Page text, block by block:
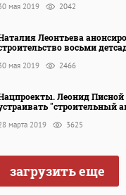
мая 2019 2042
Леонтьева
восьми
мая 2019 2466
Леонид Писной
"строительный
марта 2019 3625
загрузить еще